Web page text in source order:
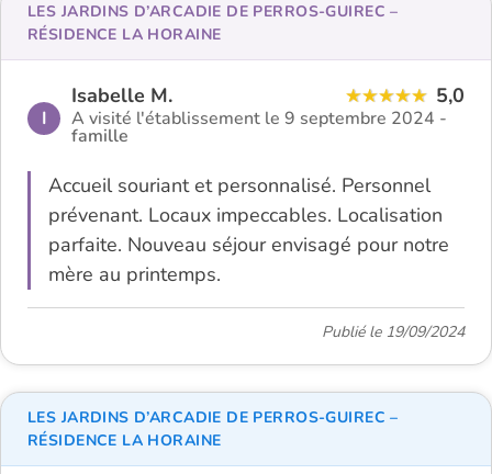
I
Isabelle M. 5,0
A visité l'établissement le 9 septembre 2024 -
famille
Accueil souriant et personnalisé. Personnel
prévenant. Locaux impeccables. Localisation
parfaite. Nouveau séjour envisagé pour notre
mère au printemps.
LES JARDINS D’ARCADIE DE PERROS-GUIREC –
RÉSIDENCE LA HORAINE
Publié le 19/09/2024
LES JARDINS D’ARCADIE DE PERROS-GUIREC –
RÉSIDENCE LA HORAINE